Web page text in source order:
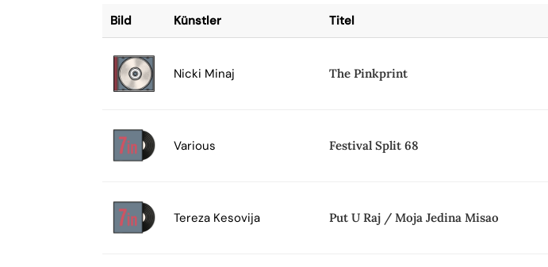
Bild Künstler Titel
Nicki Minaj The Pinkprint
Various Festival Split 68
Tereza Kesovija Put U Raj / Moja Jedina Misao